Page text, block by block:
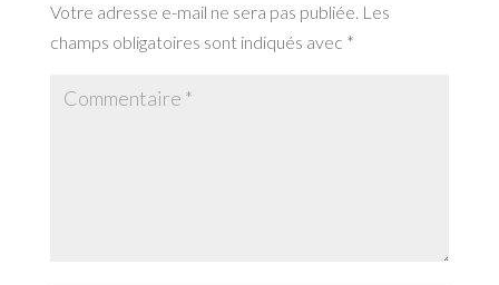
Votre adresse e-mail ne sera pas publiée. Les
champs obligatoires sont indiqués avec *